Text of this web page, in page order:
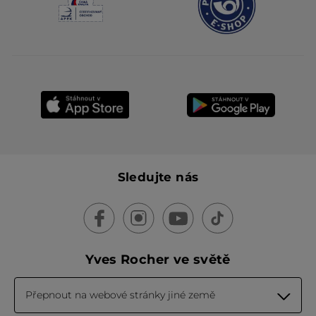
Sledujte nás
Yves Rocher ve světě
Přepnout na webové stránky jiné země